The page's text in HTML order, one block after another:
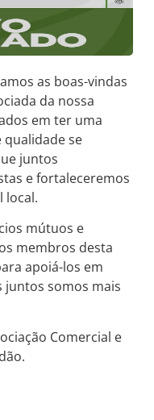
as boas-vindas
da nossa
em ter uma
se
juntos
e fortaleceremos
local.
mútuos e
membros desta
apoiá-los em
juntos somos mais
Comercial e